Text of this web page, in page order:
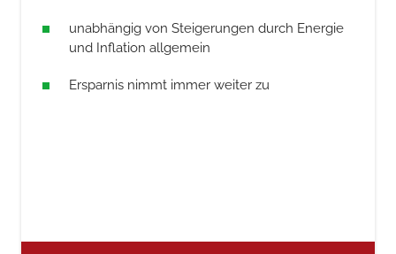
unabhängig von Steigerungen durch Energie
und Inflation allgemein
Ersparnis nimmt immer weiter zu